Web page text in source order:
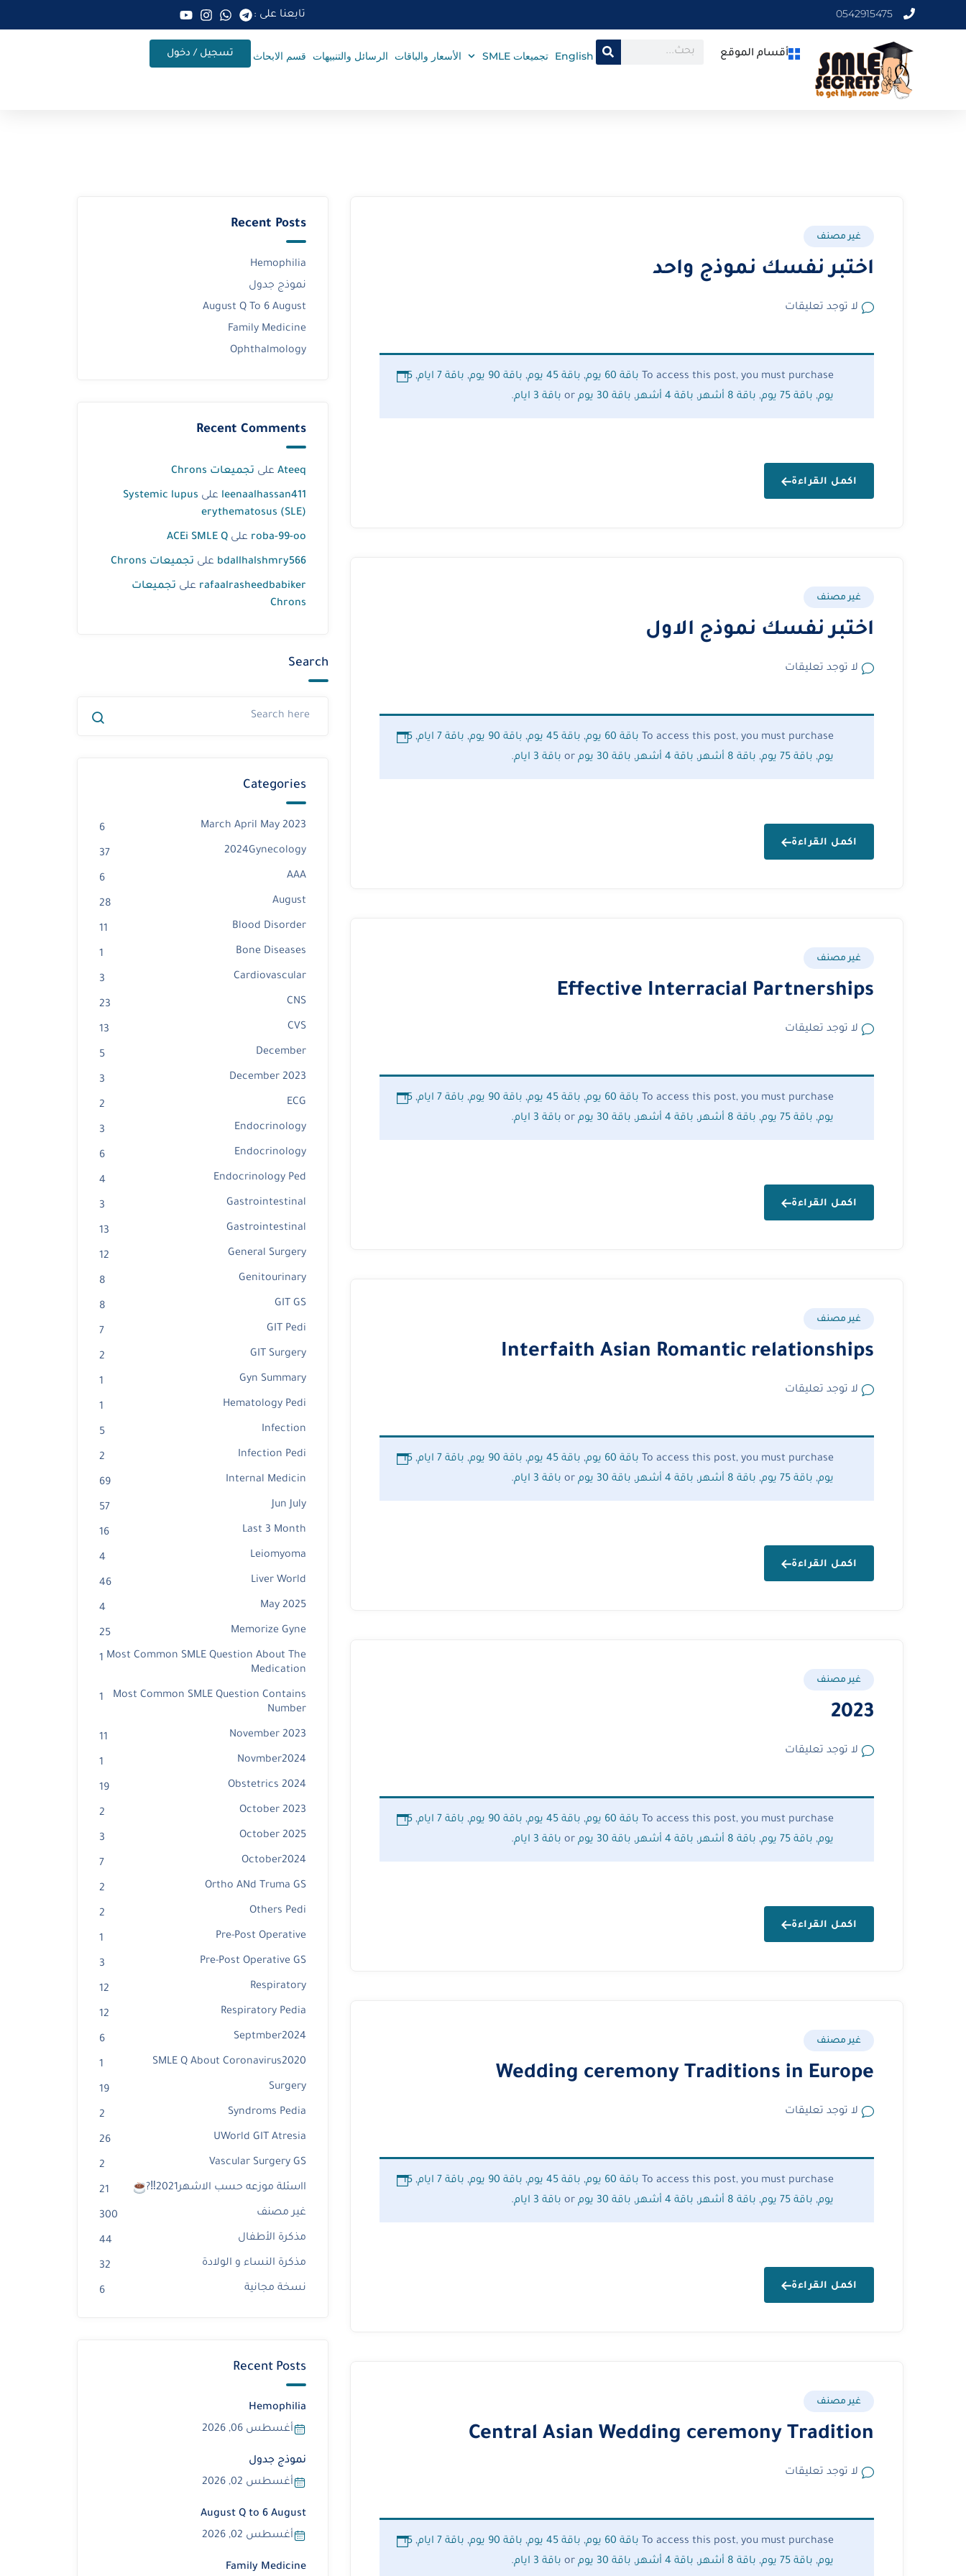
0542915475 تابعنا على :
أقسام الموقع English تجميعات SMLE الأسعار والباقات الرسائل والتنبيهات قسم الابحاث تسجيل / دخول
غير مصنف
اختبر نفسك نموذج واحد
لا توجد تعليقات
To access this post, you must purchase باقة 60 يوم , باقة 45 يوم , باقة 90 يوم , باقة 7 ايام ,
15
يوم, باقة 75 يوم , باقة 8 أشهر , باقة 4 أشهر , باقة 30 يوم باقة 3 ايام .
اكمل القراءة
غير مصنف
اختبر نفسك نموذج الاول
لا توجد تعليقات
To access this post, you must purchase باقة 60 يوم , باقة 45 يوم , باقة 90 يوم , باقة 7 ايام ,
15
يوم, باقة 75 يوم , باقة 8 أشهر , باقة 4 أشهر , باقة 30 يوم باقة 3 ايام .
اكمل القراءة
غير مصنف
Effective Interracial Partnerships
لا توجد تعليقات
To access this post, you must purchase باقة 60 يوم , باقة 45 يوم , باقة 90 يوم , باقة 7 ايام ,
15
يوم, باقة 75 يوم , باقة 8 أشهر , باقة 4 أشهر , باقة 30 يوم باقة 3 ايام .
اكمل القراءة
غير مصنف
Interfaith Asian Romantic relationships
لا توجد تعليقات
To access this post, you must purchase باقة 60 يوم , باقة 45 يوم , باقة 90 يوم , باقة 7 ايام ,
15
يوم, باقة 75 يوم , باقة 8 أشهر , باقة 4 أشهر , باقة 30 يوم باقة 3 ايام .
اكمل القراءة
غير مصنف
2023
لا توجد تعليقات
To access this post, you must purchase باقة 60 يوم , باقة 45 يوم , باقة 90 يوم , باقة 7 ايام ,
15
يوم, باقة 75 يوم , باقة 8 أشهر , باقة 4 أشهر , باقة 30 يوم باقة 3 ايام .
اكمل القراءة
غير مصنف
Wedding ceremony Traditions in Europe
لا توجد تعليقات
To access this post, you must purchase باقة 60 يوم , باقة 45 يوم , باقة 90 يوم , باقة 7 ايام ,
15
يوم, باقة 75 يوم , باقة 8 أشهر , باقة 4 أشهر , باقة 30 يوم باقة 3 ايام .
اكمل القراءة
غير مصنف
Central Asian Wedding ceremony Tradition
لا توجد تعليقات
To access this post, you must purchase باقة 60 يوم , باقة 45 يوم , باقة 90 يوم , باقة 7 ايام ,
15
يوم, باقة 75 يوم , باقة 8 أشهر , باقة 4 أشهر , باقة 30 يوم باقة 3 ايام .
Recent Posts
Hemophilia
نموذج جدول
August Q To 6 August
Family Medicine
Ophthalmology
Recent Comments
Ateeq على تجميعات Chrons
leenaalhassan411 على Systemic lupus
erythematosus (SLE)
roba-99-oo على ACEi SMLE Q
bdallhalshmry566 على تجميعات Chrons
rafaalrasheedbabiker على تجميعات
Chrons
Search
Categories
2023 March April May
6
2024Gynecology
37
AAA
6
August
28
Blood Disorder
11
Bone Diseases
1
Cardiovascular
3
CNS
23
CVS
13
December
5
December 2023
3
ECG
2
Endocrinology
3
Endocrinology
6
Endocrinology Ped
4
Gastrointestinal
3
Gastrointestinal
13
General Surgery
12
Genitourinary
8
GIT GS
8
GIT Pedi
7
GIT Surgery
2
Gyn Summary
1
Hematology Pedi
1
Infection
5
Infection Pedi
2
Internal Medicin
69
Jun July
57
Last 3 Month
16
Leiomyoma
4
Liver World
46
May 2025
4
Memorize Gyne
25
Most Common SMLE Question About The
Medication
1
Most Common SMLE Question Contains
Number
1
November 2023
11
Novmber2024
1
Obstetrics 2024
19
October 2023
2
October 2025
3
October2024
7
Ortho ANd Truma GS
2
Others Pedi
2
Pre-Post Operative
1
Pre-Post Operative GS
3
Respiratory
12
Respiratory Pedia
12
Septmber2024
6
SMLE Q About Coronavirus2020
1
Surgery
19
Syndroms Pedia
2
UWorld GIT Atresia
26
Vascular Surgery GS
2
ااسئلة موزعه حسب الاشهر2021‼?
21
غير مصنف
300
مذكرة الأطفال
44
مذكرة النساء و الولادة
32
نسخة مجانية
6
Recent Posts
Hemophilia
أغسطس 06, 2026
نموذج جدول
أغسطس 02, 2026
August Q to 6 August
أغسطس 02, 2026
Family Medicine